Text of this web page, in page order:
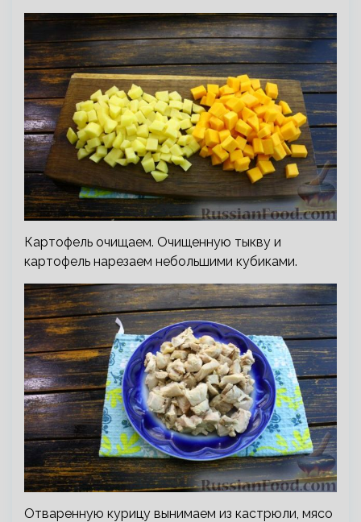
Картофель очищаем. Очищенную тыкву и
картофель нарезаем небольшими кубиками.
Отваренную курицу вынимаем из кастрюли, мясо